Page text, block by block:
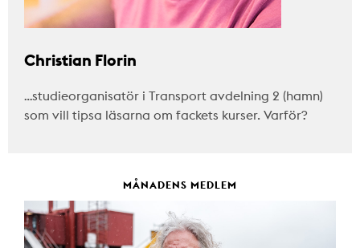
Christian Florin
…studieorganisatör i Transport avdelning 2 (hamn)
som vill tipsa läsarna om fackets kurser. Varför?
MÅNADENS MEDLEM